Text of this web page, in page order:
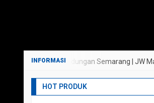
Persada Bandungan Semarang | JW
HOT PRODUK